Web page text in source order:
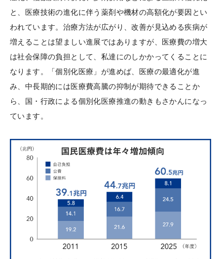
と、医療技術の進化に伴う薬剤や機材の高額化が要因とい
われています。治療方法が広がり、改善が見込める疾病が
増えることは望ましい進展ではありますが、医療費の増大
は社会保障の負担として、私達にのしかかってくることに
なります。「個別化医療」が進めば、医療の最適化が進
み、中長期的には医療費高騰の抑制が期待できることか
ら、国・行政による個別化医療推進の動きもさかんになっ
ています。